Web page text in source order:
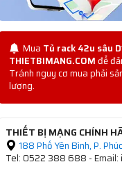
Mua Tủ rack 42u sâu
THIETBIMANG.COMđể
Tránh nguy cơ mua phải
lượng.
THIẾT BỊ MẠNG CHÍNH
188 Phố Yên Bình, P.
Tel: 0522 388 688 - Email: